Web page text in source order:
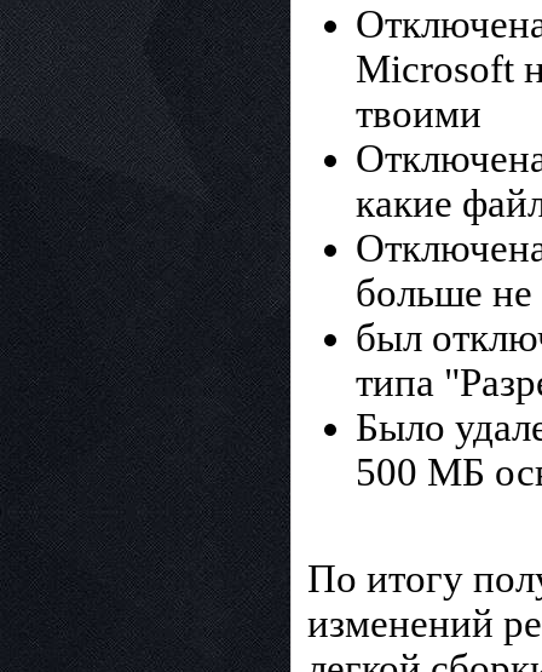
Microsoft
твоими
какие
больше не
был
типа
Было
500 МБ
По итогу
изменений